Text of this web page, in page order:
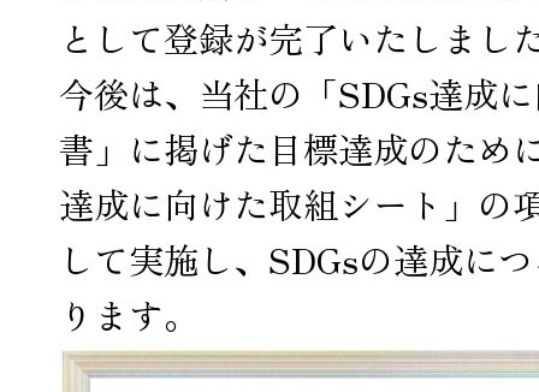
として登録が完了いたしまし
今後は、当社の「SDGs達成
書」に掲げた目標達成のため
達成に向けた取組シート」の
して実施し、SDGsの達成に
ります。